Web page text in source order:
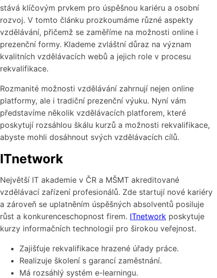
stává klíčovým prvkem pro úspěšnou kariéru a osobní
rozvoj. V tomto článku prozkoumáme různé aspekty
vzdělávání, přičemž se zaměříme na možnosti online i
prezenční formy. Klademe zvláštní důraz na význam
kvalitních vzdělávacích webů a jejich role v procesu
rekvalifikace.
Rozmanité možnosti vzdělávání zahrnují nejen online
platformy, ale i tradiční prezenční výuku. Nyní vám
představíme několik vzdělávacích platforem, které
poskytují rozsáhlou škálu kurzů a možnosti rekvalifikace,
abyste mohli dosáhnout svých vzdělávacích cílů.
ITnetwork
Největší IT akademie v ČR a MŠMT akreditované
vzdělávací zařízení profesionálů. Zde startují nové kariéry
a zároveň se uplatněním úspěšných absolventů posiluje
růst a konkurenceschopnost firem. ITnetwork poskytuje
kurzy informačních technologií pro širokou veřejnost.
Zajišťuje rekvalifikace hrazené úřady práce.
Realizuje školení s garancí zaměstnání.
Má rozsáhlý systém e-learningu.